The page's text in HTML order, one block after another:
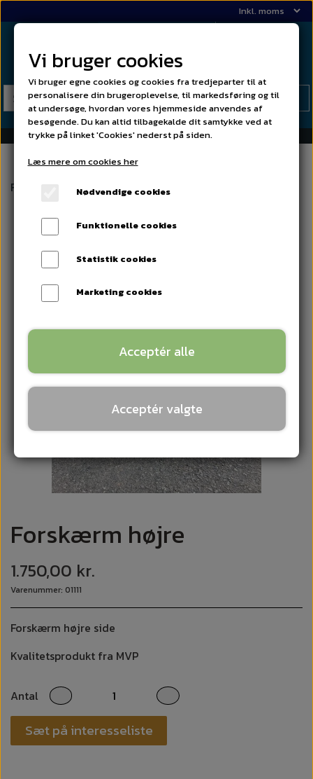
Forside 02 Karosseri - skarringsdele
Forskærm højre
1.750,00 kr.
Varenummer: 01111
Forskærm højre side
Kvalitetsprodukt fra MVP
Antal
Sæt på interesseliste
Vi bruger cookies
Vi bruger egne cookies og cookies fra tredjeparter til at
personalisere din brugeroplevelse, til markedsføring og til
at undersøge, hvordan vores hjemmeside anvendes af
besøgende. Du kan altid tilbagekalde dit samtykke ved at
trykke på linket 'Cookies' nederst på siden.
Læs mere om cookies her
Nødvendige cookies
Funktionelle cookies
Statistik cookies
Marketing cookies
Acceptér alle
Acceptér valgte